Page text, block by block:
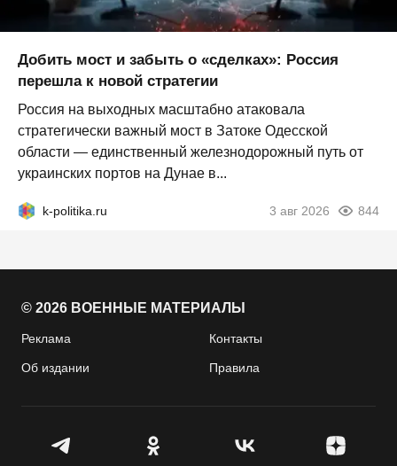
Добить мост и забыть о «сделках»: Россия
перешла к новой стратегии
Россия на выходных масштабно атаковала
стратегически важный мост в Затоке Одесской
области — единственный железнодорожный путь от
украинских портов на Дунае в...
k-politika.ru 3 авг 2026 844
© 2026 ВОЕННЫЕ МАТЕРИАЛЫ
Реклама Контакты
Об издании Правила